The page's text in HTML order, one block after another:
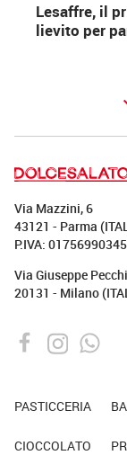
Lesaffre, il
lievito per
Via Mazzini, 6
43121 - Parma
P.IVA: 01756990345
Via Giuseppe
20131 - Milano
PASTICCERIA
CIOCCOLATO